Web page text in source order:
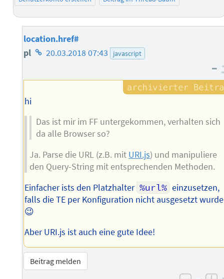
location.href#
pl Homepage
Autors
20.03.2018 07:43 javascript
–
hi
Das ist mir im FF untergekommen, verhalten sich
da alle Browser so?
Ja. Parse die URL (z.B. mit URI.js) und manipuliere
den Query-String mit entsprechenden Methoden.
Einfacher ists den Platzhalter %url% einzusetzen,
falls die TE per Konfiguration nicht ausgesetzt wurde
😉
Aber URI.js ist auch eine gute Idee!
Beitrag melden